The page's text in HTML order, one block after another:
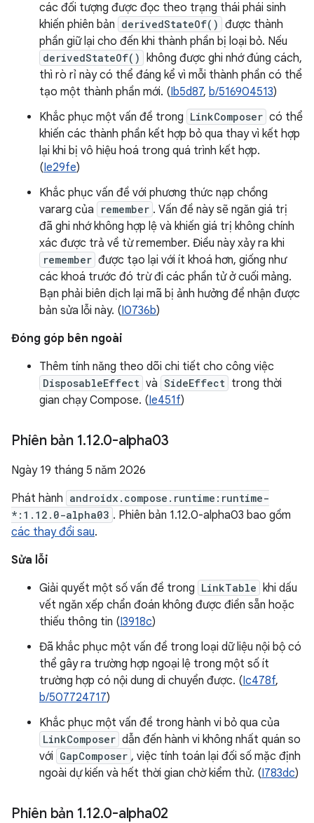
các đối tượng được đọc theo trạng thái phái sinh
khiến phiên bản derivedStateOf() được thành
phần giữ lại cho đến khi thành phần bị loại bỏ. Nếu
derivedStateOf() không được ghi nhớ đúng cách,
thì rò rỉ này có thể đáng kể vì mỗi thành phần có thể
tạo một thành phần mới. (Ib5d87, b/516904513)
Khắc phục một vấn đề trong LinkComposer có thể
khiến các thành phần kết hợp bỏ qua thay vì kết hợp
lại khi bị vô hiệu hoá trong quá trình kết hợp.
(Ie29fe)
Khắc phục vấn đề với phương thức nạp chồng
vararg của
remember . Vấn đề này sẽ ngăn giá trị
đã ghi nhớ không hợp lệ và khiến giá trị không chính
xác được trả về từ remember. Điều này xảy ra khi
remember được tạo lại với ít khoá hơn, giống như
các khoá trước đó trừ đi các phần tử ở cuối mảng.
Bạn phải biên dịch lại mã bị ảnh hưởng để nhận được
bản sửa lỗi này. (I0736b)
Đóng góp bên ngoài
Thêm tính năng theo dõi chi tiết cho công việc
DisposableEffect và SideEffect trong thời
gian chạy Compose. (Ie451f)
Phiên bản 1.12.0-alpha03
Ngày 19 tháng 5 năm 2026
Phát hành androidx.compose.runtime:runtime-
*:1.12.0-alpha03 . Phiên bản 1.12.0-alpha03 bao gồm
các thay đổi sau.
Sửa lỗi
Giải quyết một số vấn đề trong LinkTable khi dấu
vết ngăn xếp chẩn đoán không được điền sẵn hoặc
thiếu thông tin (I3918c)
Đã khắc phục một vấn đề trong loại dữ liệu nội bộ có
thể gây ra trường hợp ngoại lệ trong một số ít
trường hợp có nội dung di chuyển được. (Ic478f,
b/507724717)
Khắc phục một vấn đề trong hành vi bỏ qua của
LinkComposer dẫn đến hành vi không nhất quán so
với GapComposer , việc tính toán lại đối số mặc định
ngoài dự kiến và hết thời gian chờ kiểm thử. (I783dc)
Phiên bản 1.12.0-alpha02